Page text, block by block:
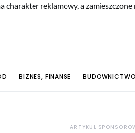
charakter reklamowy, a
BIZNES, FINANSE
ARTYKUŁ